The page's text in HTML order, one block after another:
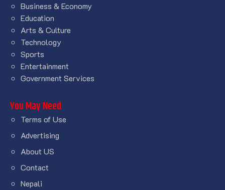
Business & Economy
Education
Arts & Culture
Technology
Sports
Entertainment
Government Services
You May Need
Terms of Use
Advertising
About US
Contact
Nepali